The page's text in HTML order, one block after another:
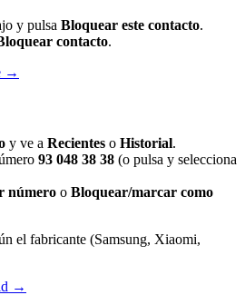
y pulsa Bloquear este contacto.
contacto.
→
y ve a Recientes o Historial.
93 048 38 38 (o pulsa y selecciona
número o Bloquear/marcar como
el fabricante (Samsung, Xiaomi,
→